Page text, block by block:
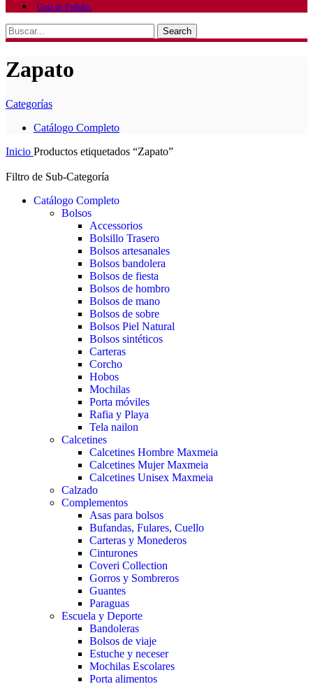
Guía de Pedidos
Search
Zapato
Categorías
Catálogo Completo
Inicio Productos etiquetados “Zapato”
Filtro de Sub-Categoría
Catálogo Completo
Bolsos
Accessorios
Bolsillo Trasero
Bolsos artesanales
Bolsos bandolera
Bolsos de fiesta
Bolsos de hombro
Bolsos de mano
Bolsos de sobre
Bolsos Piel Natural
Bolsos sintéticos
Carteras
Corcho
Hobos
Mochilas
Porta móviles
Rafia y Playa
Tela nailon
Calcetines
Calcetines Hombre Maxmeia
Calcetines Mujer Maxmeia
Calcetines Unisex Maxmeia
Calzado
Complementos
Asas para bolsos
Bufandas, Fulares, Cuello
Carteras y Monederos
Cinturones
Coveri Collection
Gorros y Sombreros
Guantes
Paraguas
Escuela y Deporte
Bandoleras
Bolsos de viaje
Estuche y neceser
Mochilas Escolares
Porta alimentos